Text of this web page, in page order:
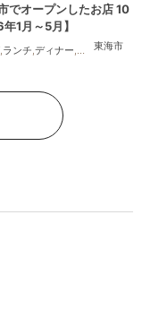
さま,友人 東海市
でオープンしたお店 10
1月～5月】
,ランチ,ディナー,パン,カフェ